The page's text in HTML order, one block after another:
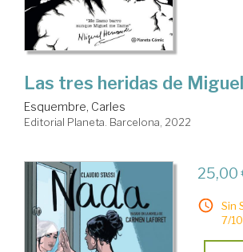
Las tres heridas de
Esquembre, Carles
Editorial Planeta. Barcelona, 2022
25,00
Sin
7/